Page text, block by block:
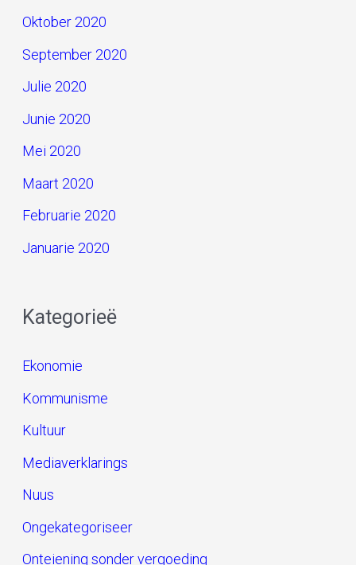
Oktober 2020
September 2020
Julie 2020
Junie 2020
Mei 2020
Maart 2020
Februarie 2020
Januarie 2020
Kategorieë
Ekonomie
Kommunisme
Kultuur
Mediaverklarings
Nuus
Ongekategoriseer
Onteiening sonder vergoeding